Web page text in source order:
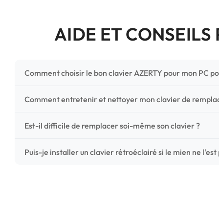
AIDE ET CONSEILS
Comment choisir le bon clavier AZERTY pour mon PC
Pour ne pas vous tromper, vérifiez trois points critiques
Comment entretenir et nettoyer mon clavier de
Un entretien régulier prolonge la vie de vos touches.
Est-il difficile de remplacer soi-même son clavier ?
C'est une réparation accessible et très économique !
Puis-je installer un clavier rétroéclairé si le mien ne l'est